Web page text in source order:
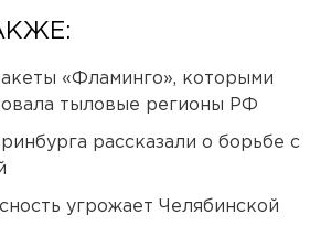
«Фламинго», которыми
тыловые регионы РФ
рассказали о борьбе с
угрожает Челябинской